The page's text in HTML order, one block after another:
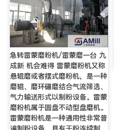
急转雷蒙磨粉机/雷蒙磨一台 九
成新 机会难得 雷蒙磨粉机又称
悬辊磨或者摆式磨粉机，是一种
磨辊、磨环碾磨结合气流筛选、
气力输送形式以制粉设备。雷蒙
磨粉机属于圆盘不动型盘磨机。
雷蒙磨粉机是一种通用性非常普